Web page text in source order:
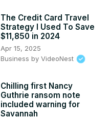
The Credit Card Travel
Strategy I Used To Save
$11,850 in 2024
Apr 15, 2025
Business by VideoNest
Chilling first Nancy
Guthrie ransom note
included warning for
Savannah